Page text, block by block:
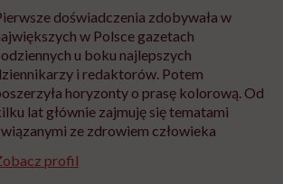
doświadczenia zdobywała w
w Polsce gazetach
u boku najlepszych
i redaktorów. Potem
horyzonty o prasę kolorową. Od
lat głównie zajmuję się tematami
ze zdrowiem człowieka
profil